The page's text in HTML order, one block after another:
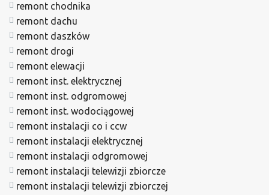
remont chodnika
remont dachu
remont daszków
remont drogi
remont elewacji
remont inst. elektrycznej
remont inst. odgromowej
remont inst. wodociągowej
remont instalacji co i ccw
remont instalacji elektrycznej
remont instalacji odgromowej
remont instalacji telewizji zbiorcze
remont instalacji telewizji zbiorczej